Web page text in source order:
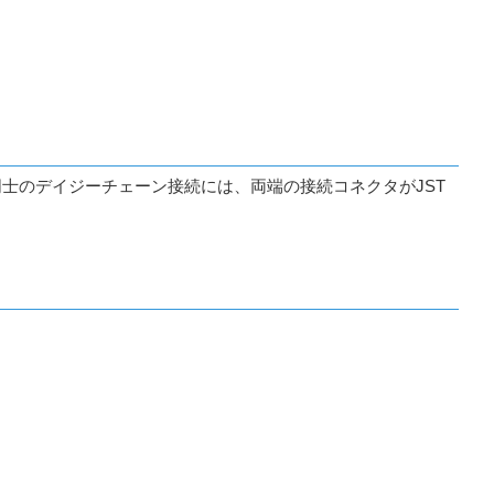
のデイジーチェーン接続には、両端の接続コネクタがJST